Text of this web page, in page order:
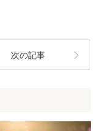
次の記事